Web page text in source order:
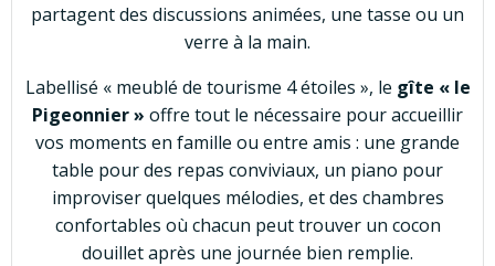
partagent des discussions animées, une tasse ou un
verre à la main.
Labellisé « meublé de tourisme 4 étoiles », le gîte « le
Pigeonnier » offre tout le nécessaire pour accueillir
vos moments en famille ou entre amis : une grande
table pour des repas conviviaux, un piano pour
improviser quelques mélodies, et des chambres
confortables où chacun peut trouver un cocon
douillet après une journée bien remplie.